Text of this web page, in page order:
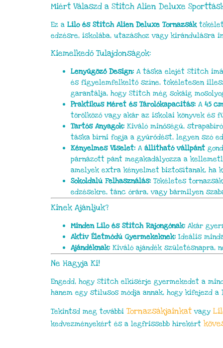
Miért Válaszd a Stitch Alien Deluxe
Ez a Lilo és Stitch Alien Deluxe Tornazsák
edzésre, iskolába, utazáshoz vagy kirándulásra
Kiemelkedő Tulajdonságok:
Lenyűgöző Design: A táska elejét Stitch
és figyelemfelkeltő színe, tökéletesen
garantálja, hogy Stitch még sokáig
Praktikus Méret és Tárolókapacitás: A 45
törölköző vagy akár az iskolai könyvek és
Tartós Anyagok: Kiváló minőségű,
táska bírni fogja a gyűrődést, legyen szó
Kényelmes Viselet: A állítható vállpánt
párnázott pánt megakadályozza a
amelyek extra kényelmet biztosítanak, ha
Sokoldalú Felhasználás: Tökéletes
edzésekre, tánc órára, vagy bármilyen
Kinek Ajánljuk?
Minden Lilo és Stitch Rajongónak: Akár
Aktív Életmódú Gyermekeknek: Ideális
Ajándéknak: Kiváló ajándék születésnapra,
Ne Hagyja Ki!
Engedd, hogy Stitch elkísérje gyermekedet a
hanem egy stílusos módja annak, hogy kifejezd
Tekintsd meg további Tornazsákjainkat vagy
kedvezményekért és a legfrissebb hírekért